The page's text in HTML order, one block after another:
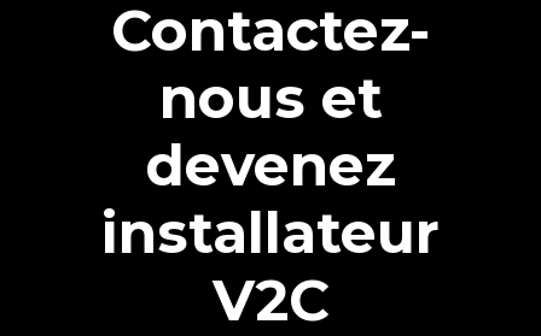
Contactez-
nous et
devenez
installateur
V2C